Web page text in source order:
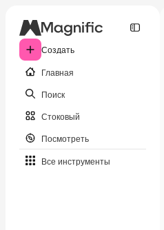
Создать
Главная
Поиск
Стоковый
Посмотреть
Все инструменты